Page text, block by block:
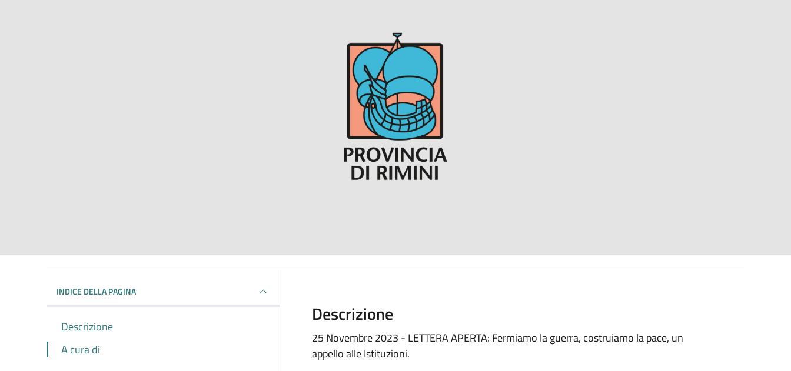
INDICE DELLA PAGINA
Descrizione
A cura di
Descrizione
25 Novembre 2023 - LETTERA APERTA: Fermiamo la guerra, costruiamo la pace, un
appello alle Istituzioni.